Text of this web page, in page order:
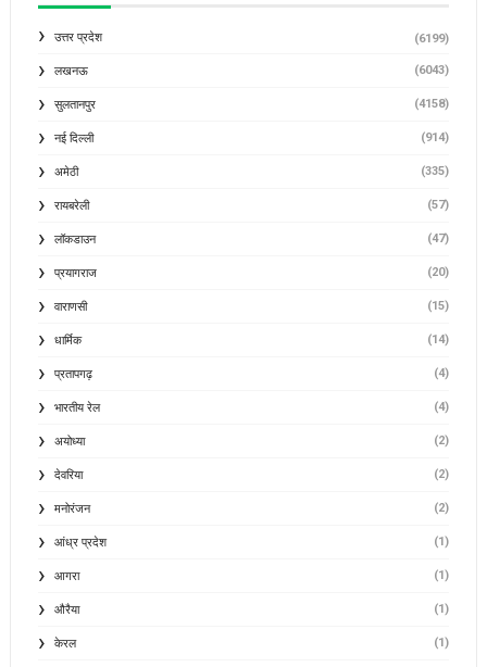
उत्तर प्रदेश (6199)
लखनऊ (6043)
सुलतानपुर (4158)
नई दिल्ली (914)
अमेठी (335)
रायबरेली (57)
लॉकडाउन (47)
प्रयागराज (20)
वाराणसी (15)
धार्मिक (14)
प्रतापगढ़ (4)
भारतीय रेल (4)
अयोध्या (2)
देवरिया (2)
मनोरंजन (2)
आंध्र प्रदेश (1)
आगरा (1)
औरैया (1)
केरल (1)